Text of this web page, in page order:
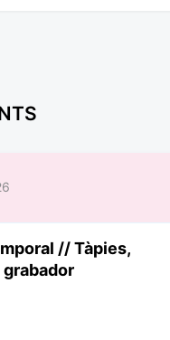
// Tàpies,